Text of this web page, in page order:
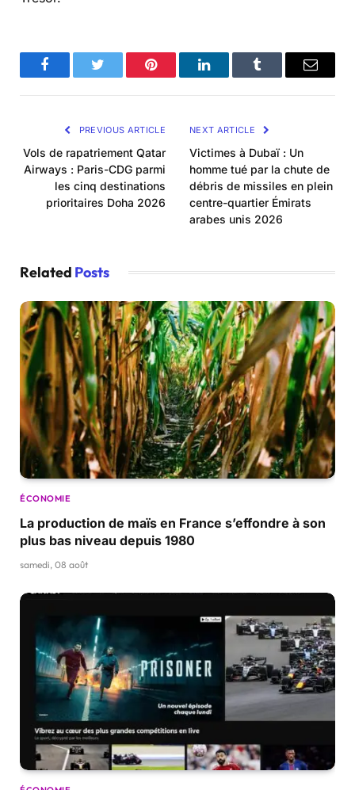
FacebookTwitter Pinterest LinkedInTumblr Email
PREVIOUS ARTICLE
Vols de rapatriement Qatar
Airways : Paris-CDG parmi
les cinq destinations
prioritaires Doha 2026
NEXT ARTICLE
Victimes à Dubaï : Un
homme tué par la chute de
débris de missiles en plein
centre-quartier Émirats
arabes unis 2026
Related Posts
ÉCONOMIE
La production de maïs en France s’effondre à son
plus bas niveau depuis 1980
samedi, 08 août